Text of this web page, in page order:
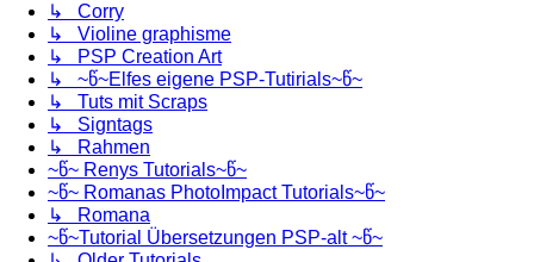
↳ Corry
↳ Violine graphisme
↳ PSP Creation Art
↳ ~წ~Elfes eigene PSP-Tutirials~წ~
↳ Tuts mit Scraps
↳ Signtags
↳ Rahmen
~წ~ Renys Tutorials~წ~
~წ~ Romanas PhotoImpact Tutorials~წ~
↳ Romana
~წ~Tutorial Übersetzungen PSP-alt ~წ~